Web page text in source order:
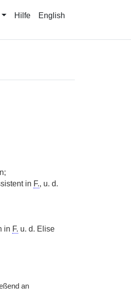
Hilfe English
in F., u. d.
in F. u. d. Elise
an